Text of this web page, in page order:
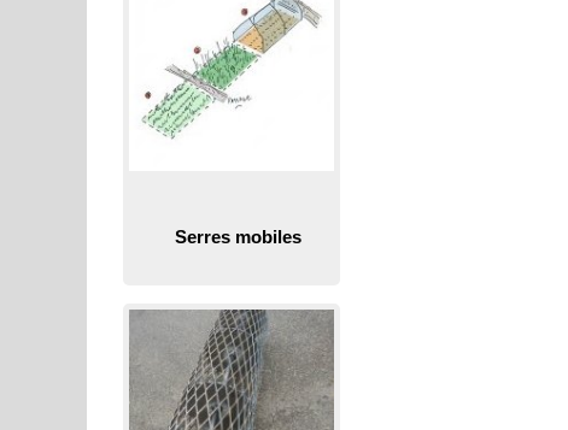
Serres mobiles